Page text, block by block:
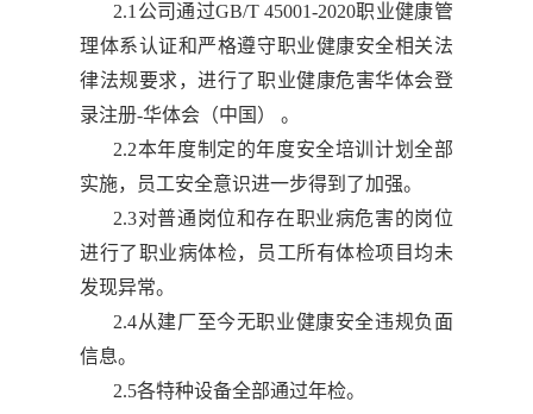
2.1公司通过GB/T 45001-2020职业健康管
理体系认证和严格遵守职业健康安全相关法
律法规要求，进行了职业健康危害华体会登
录注册-华体会（中国） 。
2.2本年度制定的年度安全培训计划全部
实施，员工安全意识进一步得到了加强。
2.3对普通岗位和存在职业病危害的岗位
进行了职业病体检，员工所有体检项目均未
发现异常。
2.4从建厂至今无职业健康安全违规负面
信息。
2.5各特种设备全部通过年检。